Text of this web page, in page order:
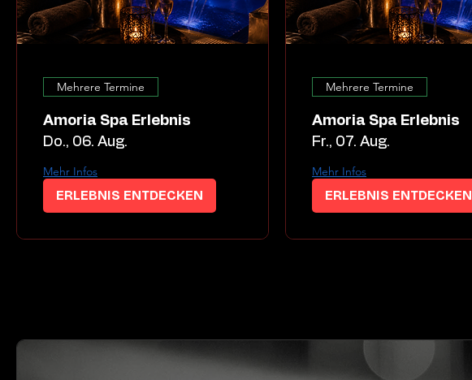
Mehrere Termine
Amoria Spa Erlebnis
Do., 06. Aug.
Mehr Infos
ERLEBNIS ENTDECKEN
Mehrere Termine
Amoria Spa Erlebnis
Fr., 07. Aug.
Mehr Infos
ERLEBNIS ENTDECKEN